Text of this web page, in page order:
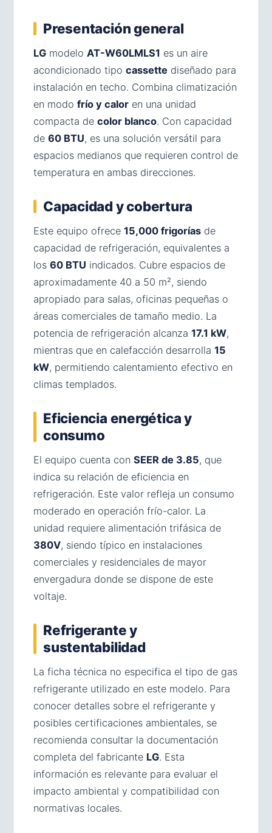
Presentación general
LG modelo AT-W60LMLS1 es un aire
acondicionado tipo cassette diseñado para
instalación en techo. Combina climatización
en modo frío y calor en una unidad
compacta de color blanco. Con capacidad
de 60 BTU, es una solución versátil para
espacios medianos que requieren control de
temperatura en ambas direcciones.
Capacidad y cobertura
Este equipo ofrece 15,000 frigorías de
capacidad de refrigeración, equivalentes a
los 60 BTU indicados. Cubre espacios de
aproximadamente 40 a 50 m², siendo
apropiado para salas, oficinas pequeñas o
áreas comerciales de tamaño medio. La
potencia de refrigeración alcanza 17.1 kW,
mientras que en calefacción desarrolla 15
kW, permitiendo calentamiento efectivo en
climas templados.
Eficiencia energética y
consumo
El equipo cuenta con SEER de 3.85, que
indica su relación de eficiencia en
refrigeración. Este valor refleja un consumo
moderado en operación frío-calor. La
unidad requiere alimentación trifásica de
380V, siendo típico en instalaciones
comerciales y residenciales de mayor
envergadura donde se dispone de este
voltaje.
Refrigerante y
sustentabilidad
La ficha técnica no especifica el tipo de gas
refrigerante utilizado en este modelo. Para
conocer detalles sobre el refrigerante y
posibles certificaciones ambientales, se
recomienda consultar la documentación
completa del fabricante LG. Esta
información es relevante para evaluar el
impacto ambiental y compatibilidad con
normativas locales.